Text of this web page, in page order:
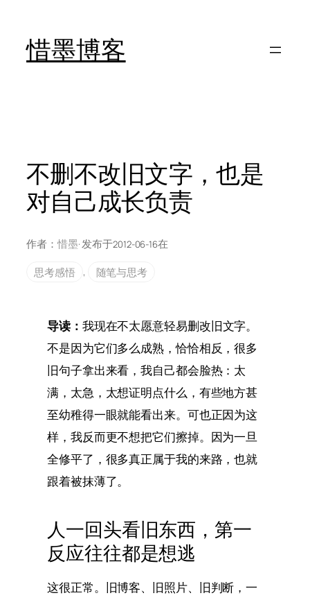
惜墨博客
不删不改旧文字，也是
对自己成长负责
作者： 惜墨· 发布于2012-06-16在
思考感悟 , 随笔与思考
导读： 我现在不太愿意轻易删改旧文字。
不是因为它们多么成熟，恰恰相反，很多
旧句子拿出来看，我自己都会脸热：太
满，太急，太想证明点什么，有些地方甚
至幼稚得一眼就能看出来。可也正因为这
样，我反而更不想把它们擦掉。因为一旦
全修平了，很多真正属于我的来路，也就
跟着被抹薄了。
人一回头看旧东西，第一
反应往往都是想逃
这很正常。旧博客、旧照片、旧判断，一